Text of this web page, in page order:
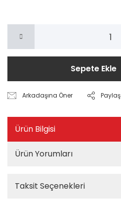
Sepete Ekle
Arkadaşına Öner Paylaş
Ürün Bilgisi
Ürün Yorumları
Taksit Seçenekleri